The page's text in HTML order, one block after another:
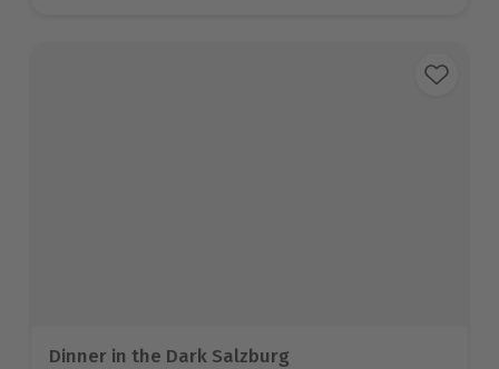
Dinner in the Dark Salzburg